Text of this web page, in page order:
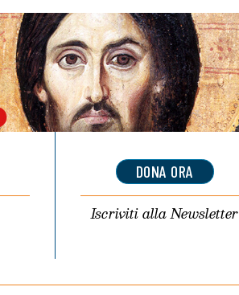
DONA ORA
Iscriviti allaNewsletter